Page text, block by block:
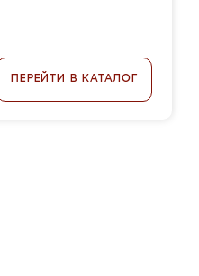
ПЕРЕЙТИ В КАТАЛОГ